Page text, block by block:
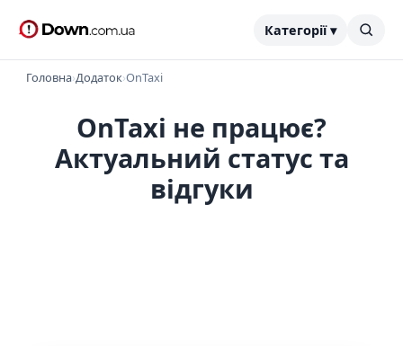
Категорії ▾
Головна›Додаток›OnTaxi
OnTaxi не працює?
Актуальний статус та
відгуки